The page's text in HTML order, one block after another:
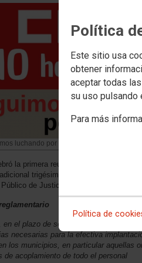
Política
Este sitio usa
obtener
aceptar todas
su uso pulsando
Para más
Política de
luchando por tus derechos
la primera reunión para la
trigésima quinta de la Ley
de Justicia, que dispone:
en el plazo de seis meses a partir de
necesarias para la efectiva
los municipios, en particular aquellas
de acoplamiento de todo el personal